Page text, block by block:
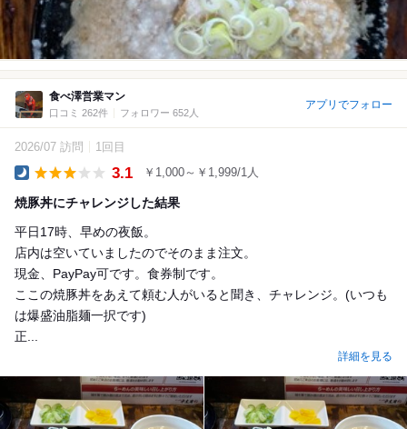
食べ澤営業マン
口コミ 262件 フォロワー 652人
アプリでフォロー
2026/07 訪問 1回目
3.1 ￥1,000～￥1,999/1人
焼豚丼にチャレンジした結果
平日17時、早めの夜飯。
店内は空いていましたのでそのまま注文。
現金、PayPay可です。食券制です。
ここの焼豚丼をあえて頼む人がいると聞き、チャレンジ。(いつも
は爆盛油脂麺一択です)
正...
詳細を見る